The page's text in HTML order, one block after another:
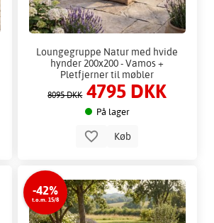
Loungegruppe Natur med hvide
hynder 200x200 - Vamos +
Pletfjerner til møbler
8095 DKK 4795 DKK
På lager
Køb
-42%
t.o.m. 15/8